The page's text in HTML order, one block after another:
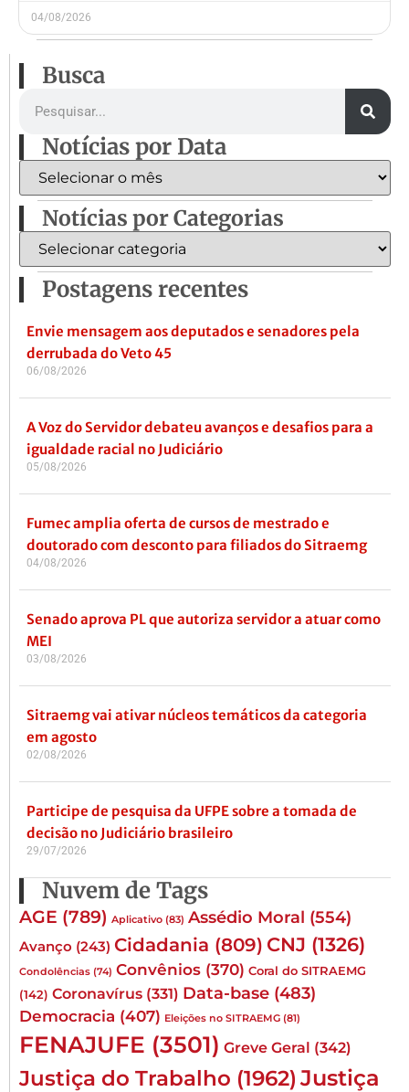
04/08/2026
Busca
Notícias por Data
Notícias por Categorias
Postagens recentes
Envie mensagem aos deputados e senadores pela
derrubada do Veto 45
06/08/2026
A Voz do Servidor debateu avanços e desafios para a
igualdade racial no Judiciário
05/08/2026
Fumec amplia oferta de cursos de mestrado e
doutorado com desconto para filiados do Sitraemg
04/08/2026
Senado aprova PL que autoriza servidor a atuar como
MEI
03/08/2026
Sitraemg vai ativar núcleos temáticos da categoria
em agosto
02/08/2026
Participe de pesquisa da UFPE sobre a tomada de
decisão no Judiciário brasileiro
29/07/2026
Nuvem de Tags
AGE (789) Aplicativo (83) Assédio Moral (554)
Avanço (243) Cidadania (809) CNJ (1326)
Condolências (74) Convênios (370) Coral do SITRAEMG
(142) Coronavírus (331) Data-base (483)
Democracia (407) Eleições no SITRAEMG (81)
FENAJUFE (3501) Greve Geral (342)
Justiça do Trabalho (1962) Justiça